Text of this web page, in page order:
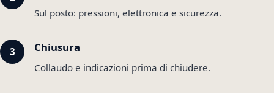
Sul posto: pressioni, elettronica e sicurezza.
Chiusura
Collaudo e indicazioni prima di chiudere.